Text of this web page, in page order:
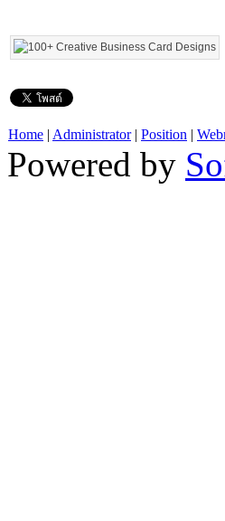
Home | Administrator| Position |
Powered by